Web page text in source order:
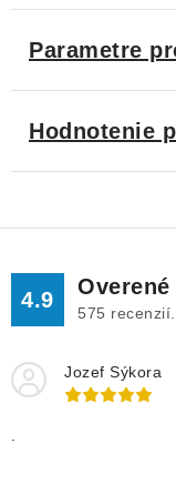
Parametre
Hodnotenie
4.9
575 recenzií.
Jozef Sýkora